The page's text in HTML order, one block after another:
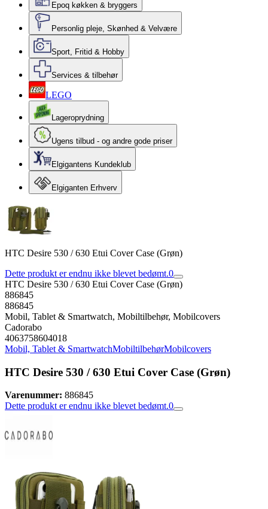
Epoq køkken & bryggers
Personlig pleje, Skønhed & Velvære
Sport, Fritid & Hobby
Services & tilbehør
LEGO
Lageroprydning
Ugens tilbud - og andre gode priser
Elgigantens Kundeklub
Elgiganten Erhverv
HTC Desire 530 / 630 Etui Cover Case (Grøn)
Dette produkt er endnu ikke blevet bedømt.0
HTC Desire 530 / 630 Etui Cover Case (Grøn)
886845
886845
Mobil, Tablet & Smartwatch, Mobiltilbehør, Mobilcovers
Cadorabo
4063758604018
Mobil, Tablet & SmartwatchMobiltilbehørMobilcovers
HTC Desire 530 / 630 Etui Cover Case (Grøn)
Varenummer: 886845
Dette produkt er endnu ikke blevet bedømt.0